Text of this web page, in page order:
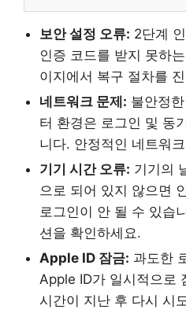
보안 설정 오류: 2단계
인증 코드를 받지 못하
이지에서 복구 절차를
네트워크 문제: 불안정
터 환경은 로그인 및 동
니다. 안정적인 네트워
기기 시간 오류: 기기의
으로 되어 있지 않으면
로그인이 안 될 수 있습
션을 확인하세요.
Apple ID 잠금: 과도한
Apple ID가 일시적으로
시간이 지난 후 다시 시